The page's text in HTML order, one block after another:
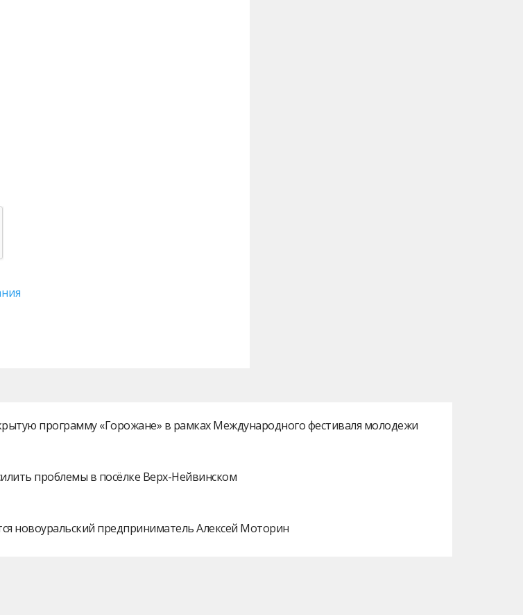
программу «Горожане» в рамках Международного фестиваля молодежи
проблемы в посёлке Верх-Нейвинском
новоуральский предприниматель Алексей Моторин